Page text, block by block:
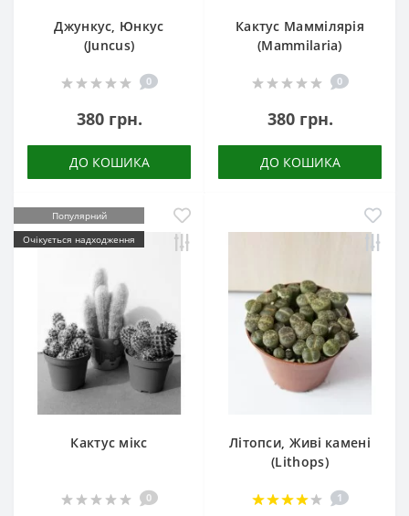
Джункус, Юнкус
(Juncus)
0
380 грн.
ДО КОШИКА
Кактус Маммілярія
(Mammilaria)
0
380 грн.
ДО КОШИКА
Популярний
Очікується надходження
Кактус мікс
0
Літопси, Живі камені
(Lithops)
1